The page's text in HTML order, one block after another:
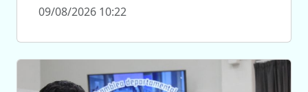
09/08/2026 10:22